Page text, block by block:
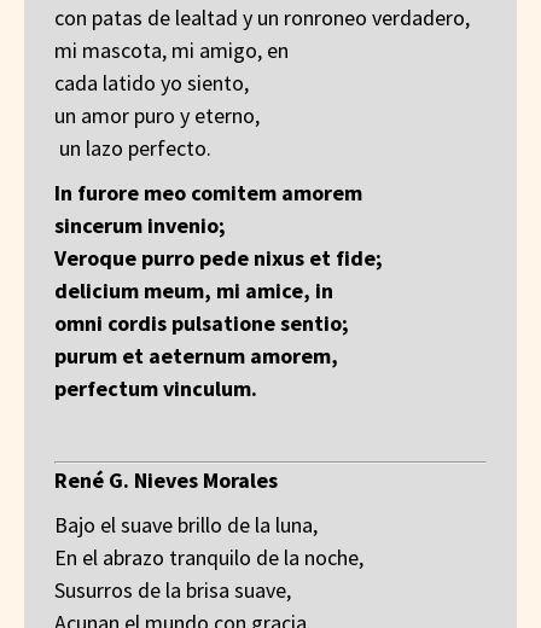
con patas de lealtad y un ronroneo verdadero,
mi mascota, mi amigo, en
cada latido yo siento,
un amor puro y eterno,
un lazo perfecto.
In furore meo comitem amorem
sincerum invenio;
Veroque purro pede nixus et fide;
delicium meum, mi amice, in
omni cordis pulsatione sentio;
purum et aeternum amorem,
perfectum vinculum.
René G. Nieves Morales
Bajo el suave brillo de la luna,
En el abrazo tranquilo de la noche,
Susurros de la brisa suave,
Acunan el mundo con gracia.